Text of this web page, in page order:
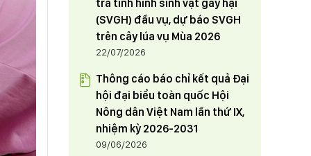
phòng Tỉnh uỷ điều động và chỉ
định tham gia Đảng đoàn Hội
Nông dân tỉnh từ ngày 1/6/2024
HỘI NÔNG DÂN TỈNH PHÚ THỌ
THAM GIA TUẦN HÀNG GIỚI THIỆU,
QUẢNG BÁ SẢN PHẨM NÔNG
NGHIỆP TIÊU BIỂU, CHẤT LƯỢNG
CAO THÂN THIỆN VỚI MÔI
TRƯỜNG TẠI THỦ ĐÔ HÀ NỘI
tra tình hình sinh vật gây hại
(SVGH) đầu vụ, dự báo SVGH
trên cây lúa vụ Mùa 2026
22/07/2026
Thông cáo báo chỉ kết quả Đại
hội đại biểu toàn quốc Hội
Nông dân Việt Nam lần thứ IX,
nhiệm kỳ 2026-2031
09/06/2026